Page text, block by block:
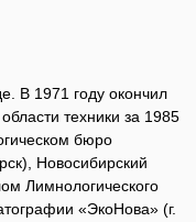
В 1971 году окончил
техники за 1985
бюро
Новосибирский
Лимнологического
«ЭкоНова» (г.